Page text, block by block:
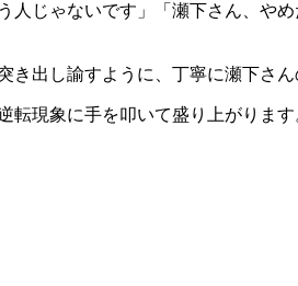
じゃないです」「瀬下さん、や
出し諭すように、丁寧に瀬下さん
現象に手を叩いて盛り上がります